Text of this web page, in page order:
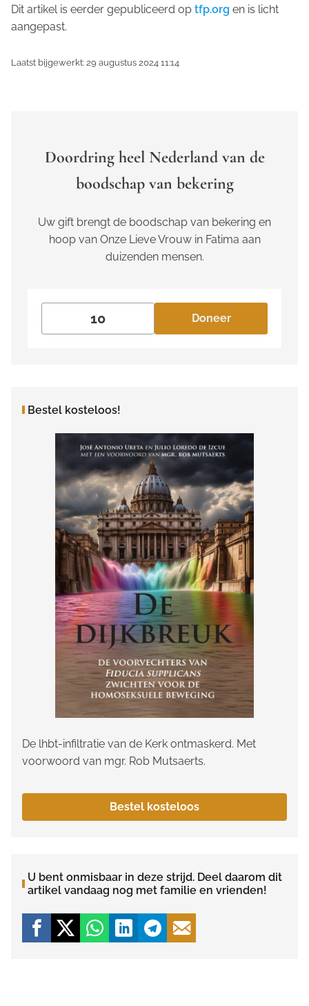
Dit artikel is eerder gepubliceerd op tfp.org en is licht
aangepast.
Laatst bijgewerkt: 29 augustus 2024 11:14
Doordring heel Nederland van de
boodschap van bekering
Uw gift brengt de boodschap van bekering en
hoop van Onze Lieve Vrouw in Fatima aan
duizenden mensen.
Doneer
Bestel kosteloos!
De lhbt-infiltratie van de Kerk ontmaskerd. Met
voorwoord van mgr. Rob Mutsaerts.
Bestel kosteloos
U bent onmisbaar in deze strijd. Deel daarom dit
artikel vandaag nog met familie en vrienden!